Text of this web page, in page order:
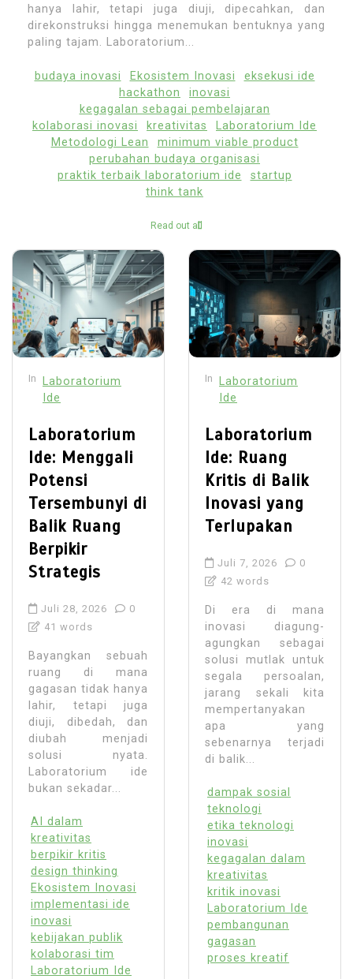
hanya lahir, tetapi juga diuji, dipecahkan, dan
direkonstruksi hingga menemukan bentuknya yang
paling tajam. Laboratorium...
budaya inovasi Ekosistem Inovasi
eksekusi ide
hackathon
inovasi
kegagalan sebagai pembelajaran
kolaborasi inovasi
kreativitas
Laboratorium Ide
Metodologi Lean
minimum viable product
perubahan budaya organisasi
praktik terbaik laboratorium ide
startup
think tank
Read out all
In
Laboratorium
Ide
Laboratorium
Ide: Menggali
Potensi
Tersembunyi di
Balik Ruang
Berpikir
Strategis
Juli 28, 2026
0
41 words
Bayangkan sebuah
ruang di mana
gagasan tidak hanya
lahir, tetapi juga
diuji, dibedah, dan
diubah menjadi
solusi nyata.
Laboratorium ide
bukan sekadar...
AI dalam
kreativitas
berpikir kritis
design thinking
Ekosistem Inovasi
implementasi ide
inovasi
kebijakan publik
kolaborasi tim
Laboratorium Ide
In
Laboratorium
Ide
Laboratorium
Ide: Ruang
Kritis di Balik
Inovasi yang
Terlupakan
Juli 7, 2026
0
42 words
Di era di mana
inovasi diagung-
agungkan sebagai
solusi mutlak untuk
segala persoalan,
jarang sekali kita
mempertanyakan
apa yang
sebenarnya terjadi
di balik...
dampak sosial
teknologi
etika teknologi
inovasi
kegagalan dalam
kreativitas
kritik inovasi
Laboratorium Ide
pembangunan
gagasan
proses kreatif